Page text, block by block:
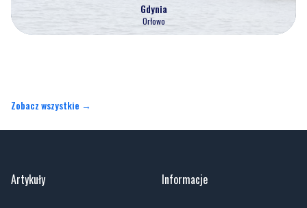
Gdynia
Orłowo
Zobacz wszystkie →
Artykuły Informacje